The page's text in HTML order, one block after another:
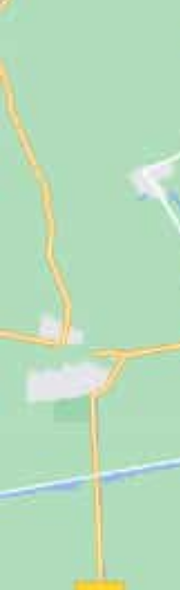
Kontakt
SUCHE
NACH: